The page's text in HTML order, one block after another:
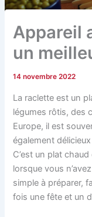
Appareil
un
14 novembre 2022
La raclette est un
légumes rôtis, des
Europe, il est
également
C’est un plat
lorsque vous
simple à préparer,
fois une fête et un